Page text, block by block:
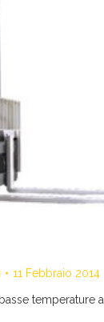
11 Febbraio 2014
temperature a